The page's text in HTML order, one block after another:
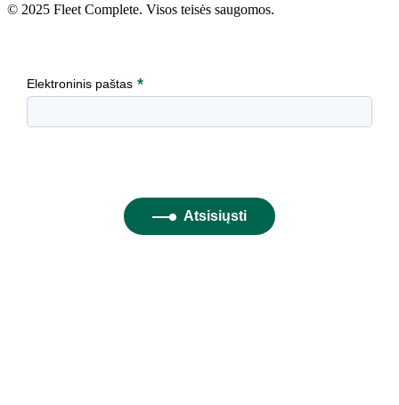
© 2025 Fleet Complete. Visos teisės saugomos.